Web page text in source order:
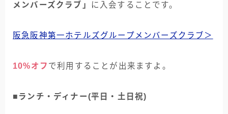
メンバーズクラブ」
に入会することです。
阪急阪神第一ホテルズグループメンバーズクラブ＞
10%オフ で利用することが出来ますよ。
■ランチ・ディナー(平日・土日祝)